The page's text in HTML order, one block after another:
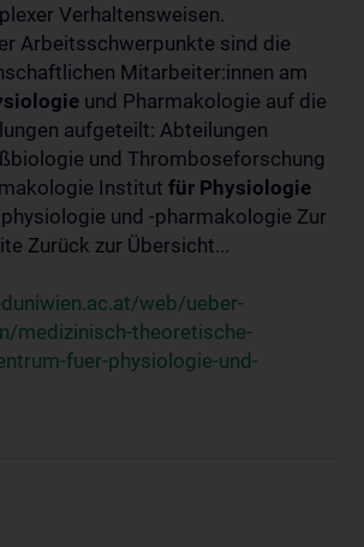
Verhaltensweisen.
Arbeitsschwerpunkte sind die
Mitarbeiter:innen am
und Pharmakologie auf die
aufgeteilt: Abteilungen
und Thromboseforschung
Institut für Physiologie
und -pharmakologie Zur
Zurück zur Übersicht...
web/ueber-
medizinisch-theoretische-
fuer-physiologie-und-